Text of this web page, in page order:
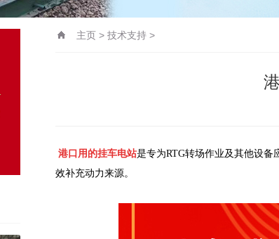
主页 > 技术支持 >
港口用的挂车电站是专为RTG转场作业及其他设
效补充动力来源。